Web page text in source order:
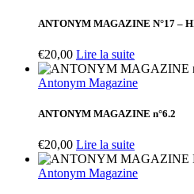
ANTONYM MAGAZINE N°17 –
€20,00 Lire la suite
Antonym Magazine
ANTONYM MAGAZINE n°6.2
€20,00 Lire la suite
Antonym Magazine